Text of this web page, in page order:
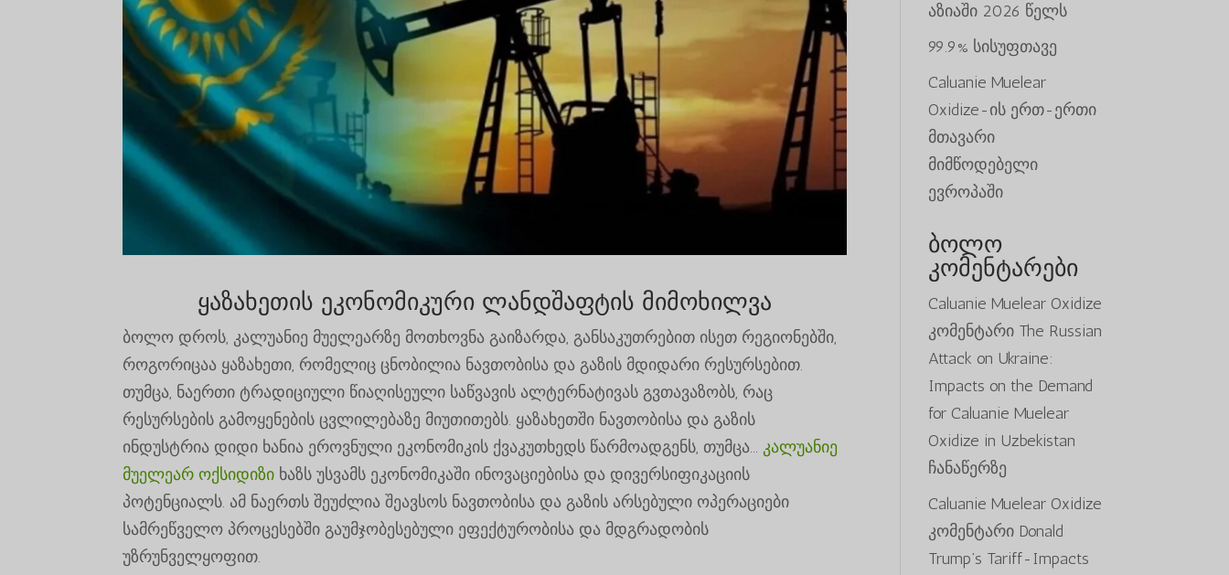
ყაზახეთის ეკონომიკური ლანდშაფტის მიმოხილვა
ბოლო დროს, კალუანიე მუელეარზე მოთხოვნა გაიზარდა, განსაკუთრებით ისეთ რეგიონებში,
როგორიცაა ყაზახეთი, რომელიც ცნობილია ნავთობისა და გაზის მდიდარი რესურსებით.
თუმცა, ნაერთი ტრადიციული წიაღისეული საწვავის ალტერნატივას გვთავაზობს, რაც
რესურსების გამოყენების ცვლილებაზე მიუთითებს. ყაზახეთში ნავთობისა და გაზის
ინდუსტრია დიდი ხანია ეროვნული ეკონომიკის ქვაკუთხედს წარმოადგენს, თუმცა... კალუანიე
მუელეარ ოქსიდიზი ხაზს უსვამს ეკონომიკაში ინოვაციებისა და დივერსიფიკაციის
პოტენციალს. ამ ნაერთს შეუძლია შეავსოს ნავთობისა და გაზის არსებული ოპერაციები
სამრეწველო პროცესებში გაუმჯობესებული ეფექტურობისა და მდგრადობის
უზრუნველყოფით.
აზიაში 2026 წელს
99.9% სისუფთავე
Caluanie Muelear
Oxidize-ის ერთ-ერთი
მთავარი
მიმწოდებელი
ევროპაში
ბოლო
კომენტარები
Caluanie Muelear Oxidize
კომენტარი The Russian
Attack on Ukraine:
Impacts on the Demand
for Caluanie Muelear
Oxidize in Uzbekistan
ჩანაწერზე
Caluanie Muelear Oxidize
კომენტარი Donald
Trump’s Tariff-Impacts